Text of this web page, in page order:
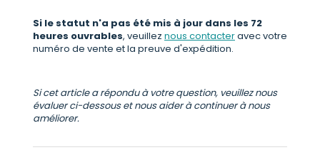
Si le statut n'a pas été mis à jour dans les 72
heures ouvrables, veuillez nous contacteravec votre
numéro de vente et la preuve d'expédition.
Si cet article a répondu à votre question, veuillez nous
évaluer ci-dessous et nous aider à continuer à nous
améliorer.